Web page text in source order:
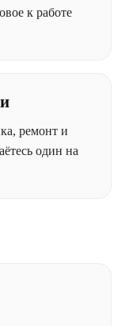
к работе
ремонт и
один на